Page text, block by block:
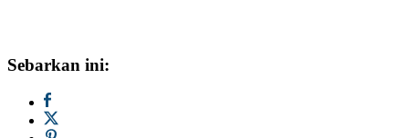
Sebarkan ini: